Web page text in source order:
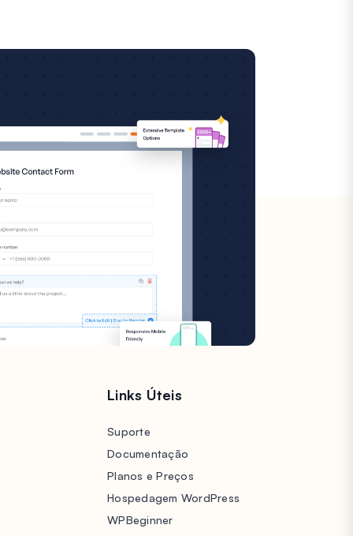
Links Úteis
Suporte
Documentação
Planos e Preços
Hospedagem WordPress
WPBeginner